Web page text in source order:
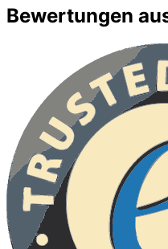
Bewertungen